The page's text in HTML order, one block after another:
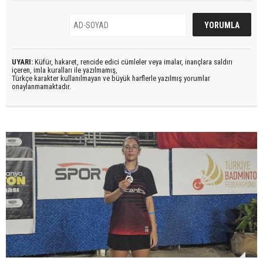
UYARI: Küfür, hakaret, rencide edici cümleler veya imalar, inançlara saldırı
içeren, imla kuralları ile yazılmamış,
Türkçe karakter kullanılmayan ve büyük harflerle yazılmış yorumlar
onaylanmamaktadır.